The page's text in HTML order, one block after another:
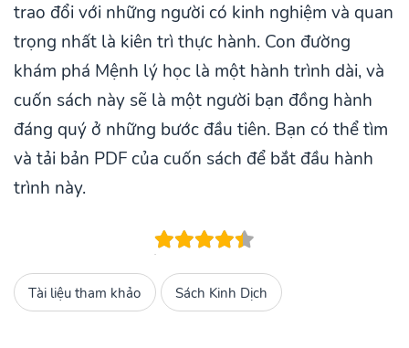
trao đổi với những người có kinh nghiệm và quan
trọng nhất là kiên trì thực hành. Con đường
khám phá Mệnh lý học là một hành trình dài, và
cuốn sách này sẽ là một người bạn đồng hành
đáng quý ở những bước đầu tiên. Bạn có thể tìm
và tải bản PDF của cuốn sách để bắt đầu hành
trình này.
Tài liệu tham khảo Sách Kinh Dịch